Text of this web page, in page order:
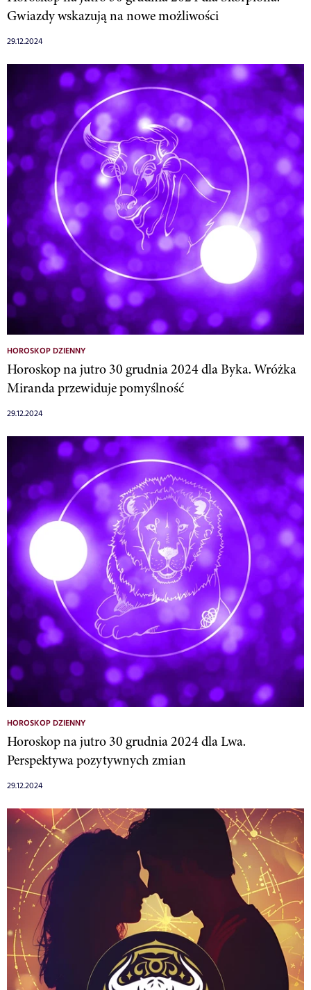
Gwiazdy wskazują na nowe możliwości
29.12.2024
HOROSKOP DZIENNY
Horoskop na jutro 30 grudnia 2024 dla Byka. Wróżka
Miranda przewiduje pomyślność
29.12.2024
HOROSKOP DZIENNY
Horoskop na jutro 30 grudnia 2024 dla Lwa.
Perspektywa pozytywnych zmian
29.12.2024